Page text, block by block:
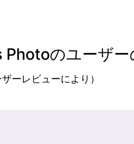
Photoのユーザー
ーレビューにより）